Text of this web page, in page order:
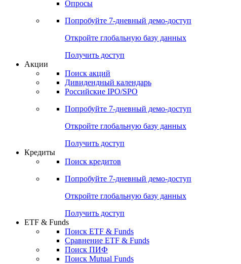
Опросы
Попробуйте 7-дневный демо-доступ
Откройте глобальную базу данных
Получить доступ
Акции
Поиск акций
Дивидендный календарь
Российские IPO/SPO
Попробуйте 7-дневный демо-доступ
Откройте глобальную базу данных
Получить доступ
Кредиты
Поиск кредитов
Попробуйте 7-дневный демо-доступ
Откройте глобальную базу данных
Получить доступ
ETF & Funds
Поиск ETF & Funds
Сравнение ETF & Funds
Поиск ПИФ
Поиск Mutual Funds